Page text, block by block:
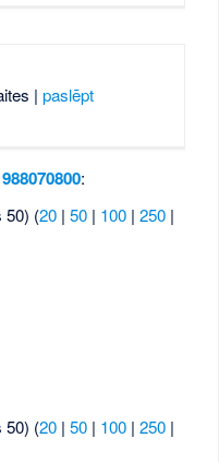
| paslēpt
:
50) (20 |50 | 100 |250 |
50) (20 |50 | 100 |250 |